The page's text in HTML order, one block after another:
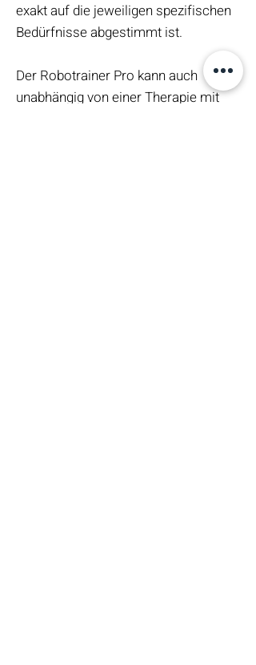
exakt auf die jeweiligen spezifischen
Bedürfnisse abgestimmt ist.
Der Robotrainer Pro kann auch
unabhängig von einer Therapie mit